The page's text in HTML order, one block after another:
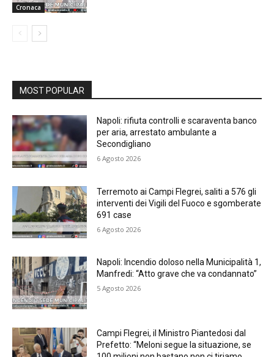
Cronaca
MOST POPULAR
Napoli: rifiuta controlli e scaraventa banco
per aria, arrestato ambulante a
Secondigliano
6 Agosto 2026
Terremoto ai Campi Flegrei, saliti a 576 gli
interventi dei Vigili del Fuoco e sgomberate
691 case
6 Agosto 2026
Napoli: Incendio doloso nella Municipalità 1,
Manfredi: “Atto grave che va condannato”
5 Agosto 2026
Campi Flegrei, il Ministro Piantedosi dal
Prefetto: “Meloni segue la situazione, se